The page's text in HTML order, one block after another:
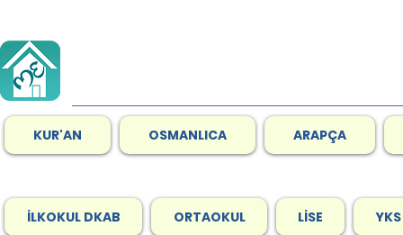
KUR'AN OSMANLICA ARAPÇA
İLKOKUL DKAB ORTAOKUL LİSE